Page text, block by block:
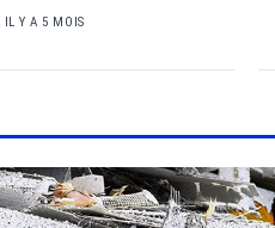
IL Y A 5 MOIS